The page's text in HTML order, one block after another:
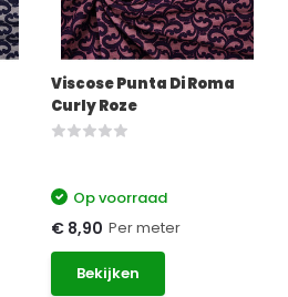
Viscose Punta Di Roma
Curly Roze
Op voorraad
€ 8,90 Per meter
Bekijken